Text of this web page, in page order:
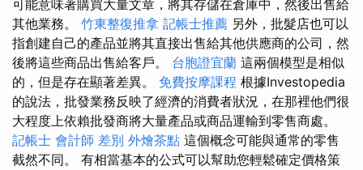
可能意味著購買大量文章，將其存儲在倉庫中，然後出售給
其他業務。 竹東整復推拿 記帳士推薦 另外，批髮店也可以
指創建自己的產品並將其直接出售給其他供應商的公司，然
後將這些商品出售給客戶。 台胞證宜蘭 這兩個模型是相似
的，但是存在顯著差異。 免費按摩課程 根據Investopedia
的說法，批發業務反映了經濟的消費者狀況，在那裡他們很
大程度上依賴批發商將大量產品或商品運輸到零售商處。
記帳士 會計師 差別 外燴茶點 這個概念可能與通常的零售
截然不同。 有相當基本的公式可以幫助您輕鬆確定價格策